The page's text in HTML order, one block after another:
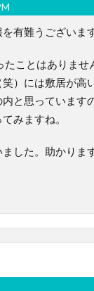
有難うございます
ことはありませ
）には敷居が高
と思っています
みますね。
した。助かりま